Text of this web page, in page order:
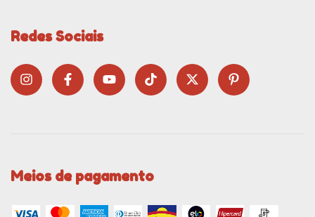
Redes Sociais
Meios de pagamento